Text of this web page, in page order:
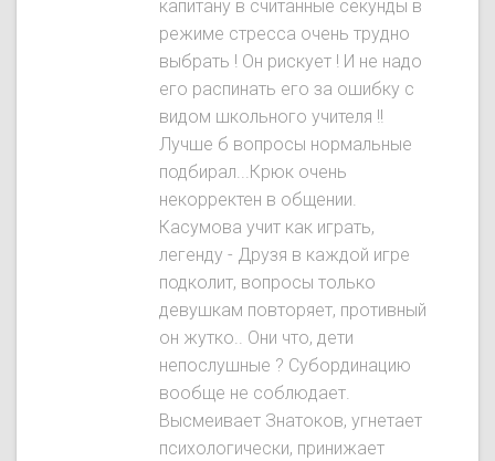
капитану в считанные секунды в
режиме стресса очень трудно
выбрать ! Он рискует ! И не надо
его распинать его за ошибку с
видом школьного учителя !!
Лучше б вопросы нормальные
подбирал...Крюк очень
некорректен в общении.
Касумова учит как играть,
легенду - Друзя в каждой игре
подколит, вопросы только
девушкам повторяет, противный
он жутко.. Они что, дети
непослушные ? Субординацию
вообще не соблюдает.
Высмеивает Знатокoв, угнетает
психологически, принижает